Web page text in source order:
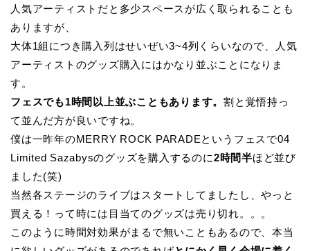
人気アーティストだと多少スペースが広く取られることも
ありますが、
大体1組につき購入列はせいぜい3~4列くらいなので、人気
アーティストのグッズ購入にはかなり並ぶことになりま
す。
フェスでも1時間以上並ぶこともあります。割と覚悟持っ
て並んだ方が良いですね。
僕は一昨年のMERRY ROCK PARADEというフェスで04
Limited Sazabysのグッズを購入するのに2時間半ほど並び
ました(笑)
当然各ステージのライブはスタートしてましたし、やっと
買える！って時には目当てのグッズは売り切れ。。。
このように時間対効果がまるで無いこともあるので、本当